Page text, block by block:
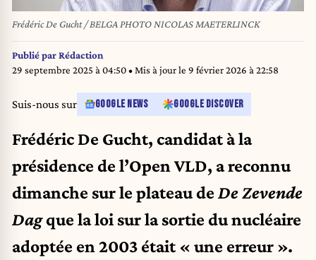
Frédéric De Gucht / BELGA PHOTO NICOLAS MAETERLINCK
Publié parRédaction
29 septembre 2025 à 04:50• Mis à jour le 9 février 2026 à 22:58
Suis-nous sur GOOGLE NEWS GOOGLE DISCOVER
Frédéric De Gucht, candidat à la
présidence de l’Open VLD, a reconnu
dimanche sur le plateau de De Zevende
Dagque la loi sur la sortie du nucléaire
adoptée en 2003 était « une erreur ».